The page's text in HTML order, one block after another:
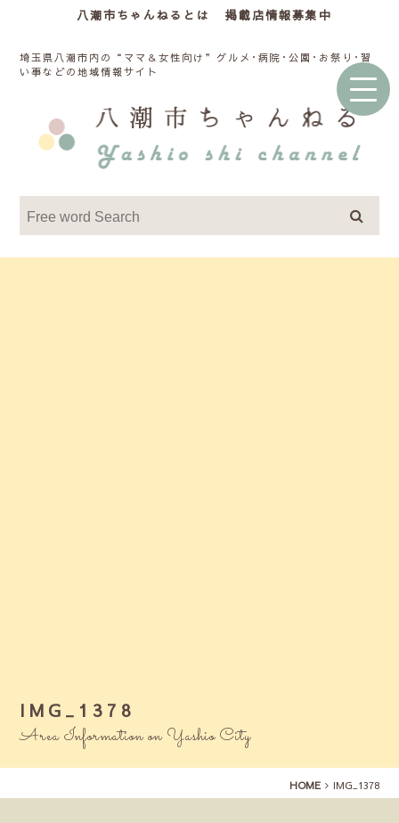
八潮市ちゃんねるとは 掲載店情報募集中
埼玉県八潮市内の“ママ＆女性向け”グルメ･病院･公園･お祭り･習
い事などの地域情報サイト
IMG_1378
Area Information on Yashio City
HOME IMG_1378